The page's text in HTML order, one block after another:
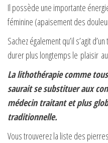
Il possède une importante
féminine (apaisement des
Sachez également qu’il s’agit
durer plus longtemps le plaisir
La lithothérapie comme
saurait se substituer aux
médecin traitant et plus
traditionnelle.
Vous trouverez la liste des